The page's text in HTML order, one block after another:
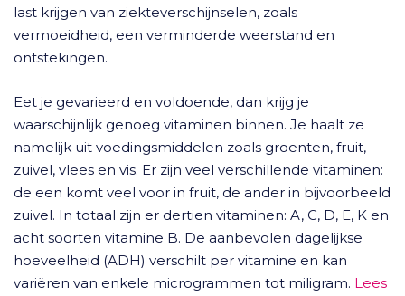
last krijgen van ziekteverschijnselen, zoals
vermoeidheid, een verminderde weerstand en
ontstekingen.
Eet je gevarieerd en voldoende, dan krijg je
waarschijnlijk genoeg vitaminen binnen. Je haalt ze
namelijk uit voedingsmiddelen zoals groenten, fruit,
zuivel, vlees en vis. Er zijn veel verschillende vitaminen:
de een komt veel voor in fruit, de ander in bijvoorbeeld
zuivel. In totaal zijn er dertien vitaminen: A, C, D, E, K en
acht soorten vitamine B. De aanbevolen dagelijkse
hoeveelheid (ADH) verschilt per vitamine en kan
variëren van enkele microgrammen tot miligram. Lees